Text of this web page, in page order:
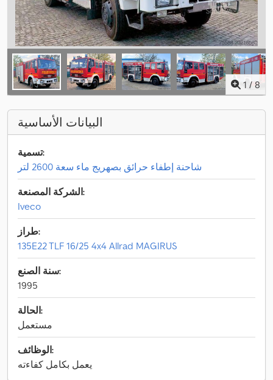
1 / 8
البيانات الأساسية
تسمية:
شاحنة إطفاء حرائق بصهريج ماء سعة 2600 لتر
الشركة المصنعة:
Iveco
طراز:
135E22 TLF 16/25 4x4 Allrad MAGIRUS
سنة الصنع:
1995
الحالة:
مستعمل
الوظائف:
يعمل بكامل كفاءته